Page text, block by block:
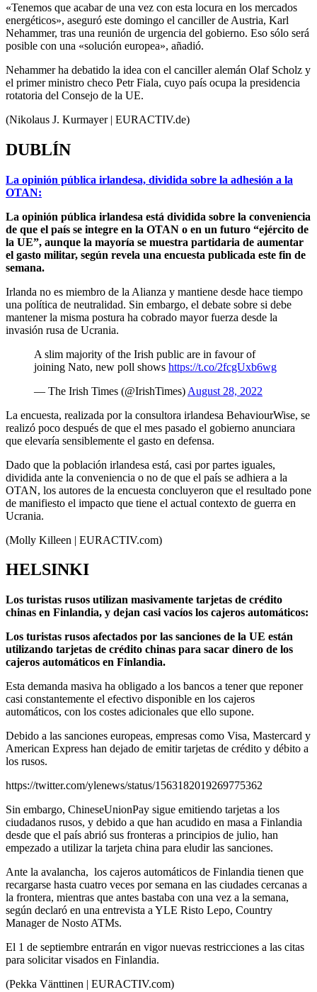
«Tenemos que acabar de una vez con esta locura en los mercados
energéticos», aseguró este domingo el canciller de Austria, Karl
Nehammer, tras una reunión de urgencia del gobierno. Eso sólo será
posible con una «solución europea», añadió.
Nehammer ha debatido la idea con el canciller alemán Olaf Scholz y
el primer ministro checo Petr Fiala, cuyo país ocupa la presidencia
rotatoria del Consejo de la UE.
(Nikolaus J. Kurmayer | EURACTIV.de)
DUBLÍN
La opinión pública irlandesa, dividida sobre la adhesión a la
OTAN:
La opinión pública irlandesa está dividida sobre la conveniencia
de que el país se integre en la OTAN o en un futuro “ejército de
la UE”, aunque la mayoría se muestra partidaria de aumentar
el gasto militar, según revela una encuesta publicada este fin de
semana.
Irlanda no es miembro de la Alianza y mantiene desde hace tiempo
una política de neutralidad. Sin embargo, el debate sobre si debe
mantener la misma postura ha cobrado mayor fuerza desde la
invasión rusa de Ucrania.
A slim majority of the Irish public are in favour of
joining Nato, new poll shows https://t.co/2fcgUxb6wg
— The Irish Times (@IrishTimes) August 28, 2022
La encuesta, realizada por la consultora irlandesa BehaviourWise, se
realizó poco después de que el mes pasado el gobierno anunciara
que elevaría sensiblemente el gasto en defensa.
Dado que la población irlandesa está, casi por partes iguales,
dividida ante la conveniencia o no de que el país se adhiera a la
OTAN, los autores de la encuesta concluyeron que el resultado pone
de manifiesto el impacto que tiene el actual contexto de guerra en
Ucrania.
(Molly Killeen | EURACTIV.com)
HELSINKI
Los turistas rusos utilizan masivamente tarjetas de crédito
chinas en Finlandia, y dejan casi vacíos los cajeros automáticos:
Los turistas rusos afectados por las sanciones de la UE están
utilizando tarjetas de crédito chinas para sacar dinero de los
cajeros automáticos en Finlandia.
Esta demanda masiva ha obligado a los bancos a tener que reponer
casi constantemente el efectivo disponible en los cajeros
automáticos, con los costes adicionales que ello supone.
Debido a las sanciones europeas, empresas como Visa, Mastercard y
American Express han dejado de emitir tarjetas de crédito y débito a
los rusos.
https://twitter.com/ylenews/status/1563182019269775362
Sin embargo, ChineseUnionPay sigue emitiendo tarjetas a los
ciudadanos rusos, y debido a que han acudido en masa a Finlandia
desde que el país abrió sus fronteras a principios de julio, han
empezado a utilizar la tarjeta china para eludir las sanciones.
Ante la avalancha, los cajeros automáticos de Finlandia tienen que
recargarse hasta cuatro veces por semana en las ciudades cercanas a
la frontera, mientras que antes bastaba con una vez a la semana,
según declaró en una entrevista a YLE Risto Lepo, Country
Manager de Nosto ATMs.
El 1 de septiembre entrarán en vigor nuevas restricciones a las citas
para solicitar visados en Finlandia.
(Pekka Vänttinen | EURACTIV.com)